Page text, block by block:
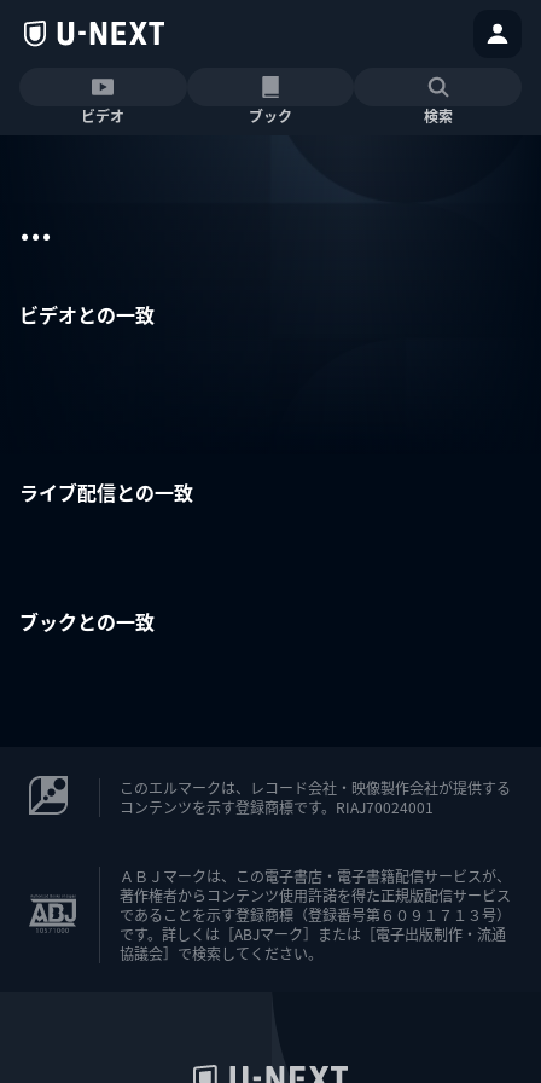
ビデオ ブック 検索
...
ビデオとの一致
ライブ配信との一致
ブックとの一致
このエルマークは、レコード会社・映像製作会社が提供する
コンテンツを示す登録商標です。RIAJ70024001
ＡＢＪマークは、この電子書店・電子書籍配信サービスが、
著作権者からコンテンツ使用許諾を得た正規版配信サービス
であることを示す登録商標（登録番号第６０９１７１３号）
です。詳しくは［ABJマーク］または［電子出版制作・流通
協議会］で検索してください。